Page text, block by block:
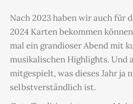
Nach 2023 haben wir auch für
2024 Karten bekommen
mal ein grandioser Abend mit
musikalischen Highlights. Und
mitgespielt, was dieses Jahr ja
selbstverständlich ist.